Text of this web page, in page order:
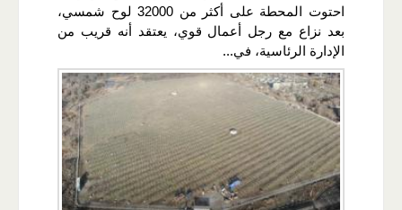
احتوت المحطة على أكثر من 32000 لوح شمسي،
بعد نزاع مع رجل أعمال قوي، يعتقد أنه قريب من
الإدارة الرئاسية، في...